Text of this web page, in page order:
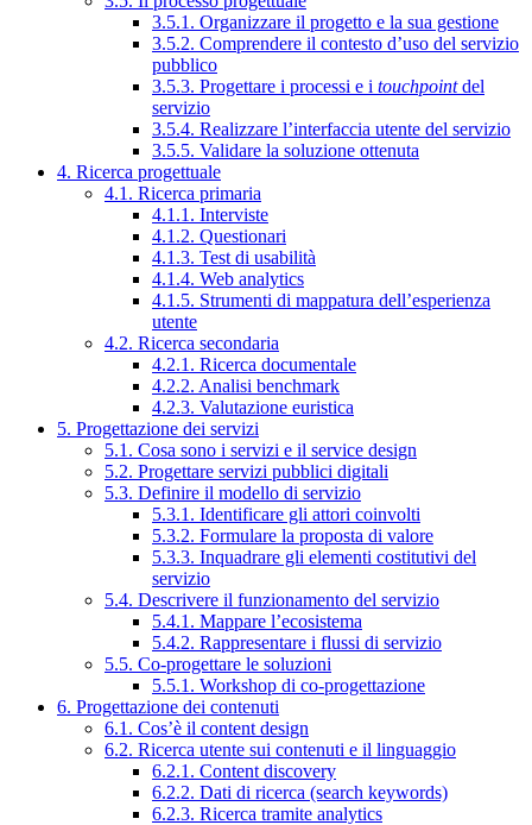
3.5.1. Organizzare il progetto e la sua gestione
3.5.2. Comprendere il contesto d’uso del servizio
pubblico
3.5.3. Progettare i processi e i touchpointdel
servizio
3.5.4. Realizzare l’interfaccia utente del servizio
3.5.5. Validare la soluzione ottenuta
4. Ricerca progettuale
4.1. Ricerca primaria
4.1.1. Interviste
4.1.2. Questionari
4.1.3. Test di usabilità
4.1.4. Web analytics
4.1.5. Strumenti di mappatura dell’esperienza
utente
4.2. Ricerca secondaria
4.2.1. Ricerca documentale
4.2.2. Analisi benchmark
4.2.3. Valutazione euristica
5. Progettazione dei servizi
5.1. Cosa sono i servizi e il service design
5.2. Progettare servizi pubblici digitali
5.3. Definire il modello di servizio
5.3.1. Identificare gli attori coinvolti
5.3.2. Formulare la proposta di valore
5.3.3. Inquadrare gli elementi costitutivi del
servizio
5.4. Descrivere il funzionamento del servizio
5.4.1. Mappare l’ecosistema
5.4.2. Rappresentare i flussi di servizio
5.5. Co-progettare le soluzioni
5.5.1. Workshop di co-progettazione
6. Progettazione dei contenuti
6.1. Cos’è il content design
6.2. Ricerca utente sui contenuti e il linguaggio
6.2.1. Content discovery
6.2.2. Dati di ricerca (search keywords)
6.2.3. Ricerca tramite analytics